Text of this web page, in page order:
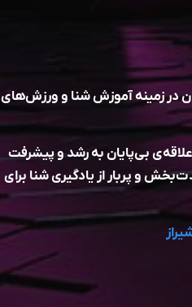
در زمینه آموزش شنا و ورزش‌های
بی‌پایان به رشد و پیشرفت
و پربار از یادگیری شنا برای
شیراز